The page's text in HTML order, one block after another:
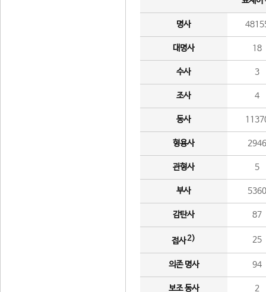
명사
대명사 18
수사 3
조사 4
동사
형용사 2946
관형사 5
부사 5360
감탄사 87
접사2) 25
의존 명사 94
보조 동사 2